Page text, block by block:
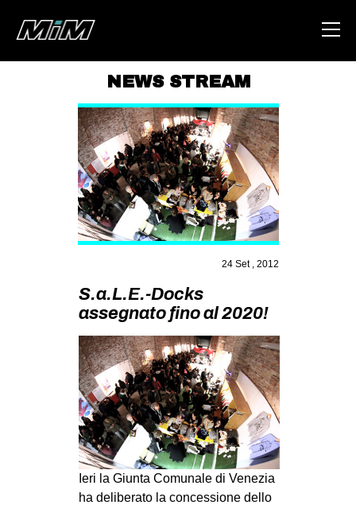
ABOUT
AREA
DEGENERAZIONE
GAZA FREESTYLE
STUDENTI TSUNAMI
ZAM
MILANO
MOBILITAZIONI
SPAZI
SPORT POPOLARE
MOVIMENTI
NEWS STREAM
24 Set , 2012
S.a.L.E.-Docks
assegnato fino al 2020!
Ieri la Giunta Comunale di Venezia
ha deliberato la concessione dello